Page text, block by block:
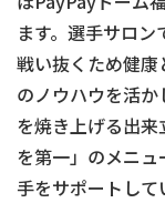
ます。選手サロ
戦い抜くため健
のノウハウを活
を焼き上げる出
を第一」のメニ
手をサポートして